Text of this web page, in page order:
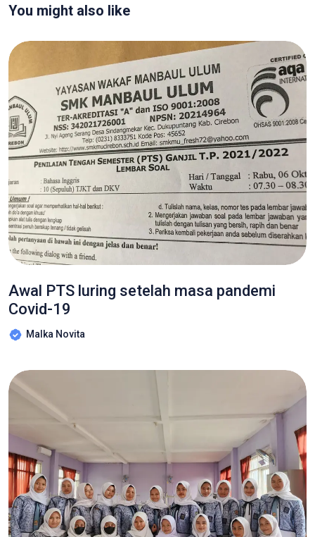
You might also like
Awal PTS luring setelah masa pandemi
Covid-19
Malka Novita